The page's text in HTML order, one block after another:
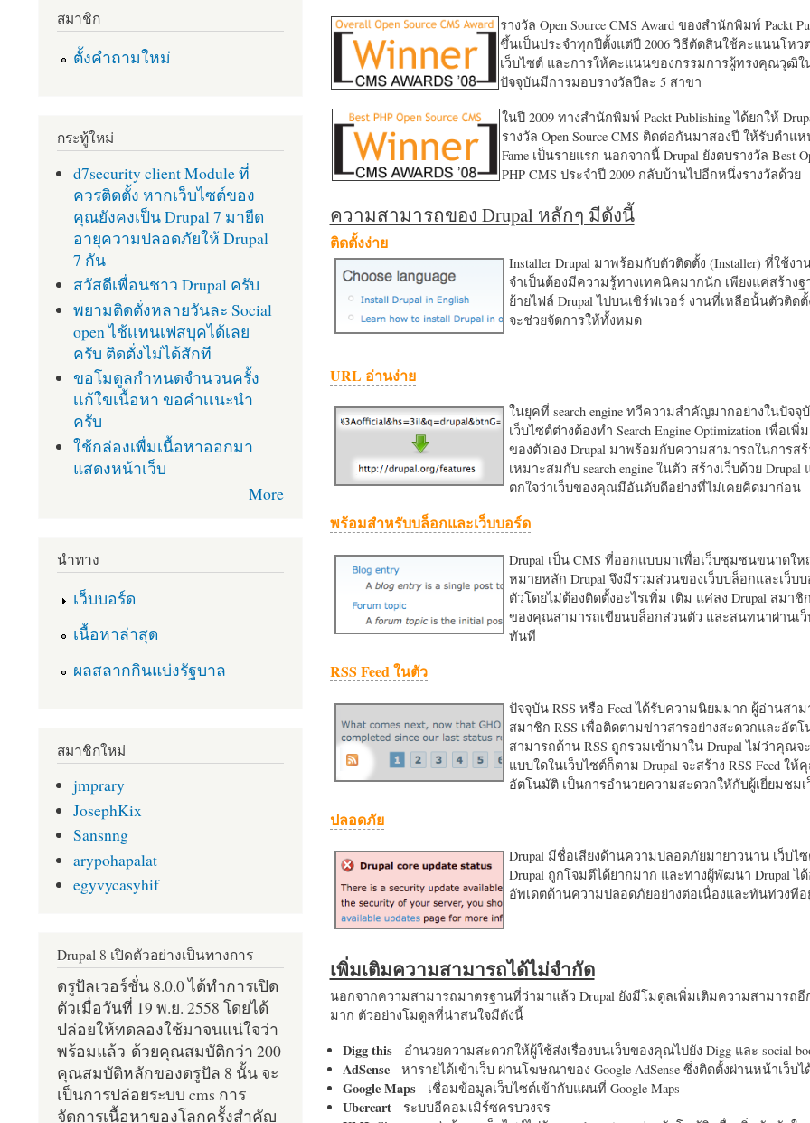
รางวัล Open Source CMS Award ของสำนักพิมพ์ Packt
ขึ้นเป็นประจำทุกปีตั้งแต่ปี 2006 วิธีตัดสินใช้คะแนนโหว
เว็บไซต์ และการให้คะแนนของกรรมการผู้ทรงคุณวุฒิใ
ปัจจุบันมีการมอบรางวัลปีละ 5 สาขา
ในปี 2009 ทางสำนักพิมพ์ Packt Publishing ได้ยกให้
รางวัล Open Source CMS ติดต่อกันมาสองปี ให้รับตำแ
Fame เป็นรายแรก นอกจากนี้ Drupal ยังตบรางวัล Best
PHP CMS ประจำปี 2009 กลับบ้านไปอีกหนึ่งรางวัลด้วย
ความสามารถของ Drupal หลักๆ มีดังนี้
ติดตั้งง่าย
Installer Drupal มาพร้อมกับตัวติดตั้ง (Installer) ที่ใช้งา
จำเป็นต้องมีความรู้ทางเทคนิคมากนัก เพียงแค่สร้าง
ย้ายไฟล์ Drupal ไปบนเซิร์ฟเวอร์ งานที่เหลือนั้นตัวติดตั้
จะช่วยจัดการให้ทั้งหมด
URL อ่านง่าย
ในยุคที่ search engine ทวีความสำคัญมากอย่างในปัจจุ
เว็บไซต์ต่างต้องทำ Search Engine Optimization เพื่อเ
ของตัวเอง Drupal มาพร้อมกับความสามารถในการสร้
เหมาะสมกับ search engine ในตัว สร้างเว็บด้วย
ตกใจว่าเว็บของคุณมีอันดับดีอย่างที่ไม่เคยคิดมาก่อน
พร้อมสำหรับบล็อกและเว็บบอร์ด
Drupal เป็น CMS ที่ออกแบบมาเพื่อเว็บชุมชนขนาดให
หมายหลัก Drupal จึงมีรวมส่วนของเว็บบล็อกและเว็บ
ตัวโดยไม่ต้องติดตั้งอะไรเพิ่ม เติม แค่ลง Drupal สมาชิ
ของคุณสามารถเขียนบล็อกส่วนตัว และสนทนาผ่านเว็
ทันที
RSS Feed ในตัว
ปัจจุบัน RSS หรือ Feed ได้รับความนิยมมาก ผู้อ่านสา
สมาชิก RSS เพื่อติดตามข่าวสารอย่างสะดวกและอัต
สามารถด้าน RSS ถูกรวมเข้ามาใน Drupal ไม่ว่าคุณจ
แบบใดในเว็บไซต์ก็ตาม Drupal จะสร้าง RSS Feed ให้
อัตโนมัติ เป็นการอำนวยความสะดวกใหักับผู้เยี่ยมชม
ปลอดภัย
Drupal มีชื่อเสียงด้านความปลอดภัยมายาวนาน เว็บไ
Drupal ถูกโจมตีได้ยากมาก และทางผู้พัฒนา Drupal ไ
อัพเดตด้านความปลอดภัยอย่างต่อเนื่องและทันท่วงทีอ
เพิ่มเติมความสามารถได้ไม่จำกัด
นอกจากความสามารถมาตรฐานที่ว่ามาแล้ว Drupal ยังมีโมดูลเพิ่มเติมความสามารถอี
มาก ตัวอย่างโมดูลที่น่าสนใจมีดังนี้
Digg this- อำนวยความสะดวกให้ผู้ใช้ส่งเรื่องบนเว็บของคุณไปยัง Digg และ social
AdSense- หารายได้เข้าเว็บ ผ่านโฆษณาของ Google AdSense ซึ่งติดตั้งผ่านหน้าเว็บไ
Google Maps- เชื่อมข้อมูลเว็บไซต์เข้ากับแผนที่ Google Maps
Ubercart- ระบบอีคอมเมิร์ซครบวงจร
สมาชิก
ตั้งคำถามใหม่
กระทู้ใหม่
d7security client Module ที่
ควรติดตั้ง หากเว็บไซต์ของ
คุณยังคงเป็น Drupal 7 มายืด
อายุความปลอดภัยให้ Drupal
7 กัน
สวัสดีเพื่อนชาว Drupal ครับ
พยามติดตั่งหลายวันละ Social
open ไช้เเทนเฟสบุคได้เลย
ครับ ติดตั่งไม่ได้สักที
ขอโมดูลกำหนดจำนวนครั้ง
เเก้ใขเนื้อหา ขอคำเเนะนำ
ครับ
ใช้กล่องเพื่มเนื้อหาออกมา
แสดงหน้าเว็บ
More
นำทาง
เว็บบอร์ด
เนื้อหาล่าสุด
ผลสลากกินแบ่งรัฐบาล
สมาชิกใหม่
jmprary
JosephKix
Sansnng
arypohapalat
egyvycasyhif
Drupal 8 เปิดตัวอย่างเป็นทางการ
ดรูปัลเวอร์ชั่น 8.0.0 ได้ทำการเปิด
ตัวเมื่อวันที่ 19 พ.ย. 2558 โดยได้
ปล่อยให้ทดลองใช้มาจนแน่ใจว่า
พร้อมแล้ว ด้วยคุณสมบัติกว่า 200
คุณสมบัติหลักของดรูปัล 8 นั้น จะ
เป็นการปล่อยระบบ cms การ
จัดการเนื้อหาของโลกครั้งสำคัญ